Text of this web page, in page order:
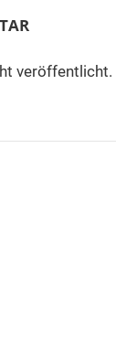
veröffentlicht.